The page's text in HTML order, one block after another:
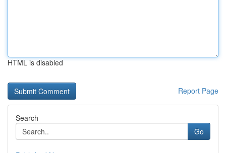
HTML is disabled
Report Page
Search
Go